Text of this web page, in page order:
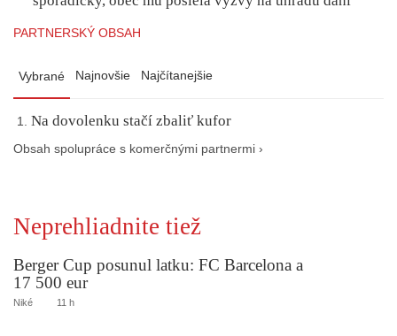
PARTNERSKÝ OBSAH
Vybrané Najnovšie Najčítanejšie
Na dovolenku stačí zbaliť kufor
Obsah spolupráce s komerčnými partnermi ›
Neprehliadnite tiež
Berger Cup posunul latku: FC Barcelona a
17 500 eur
Niké 11 h